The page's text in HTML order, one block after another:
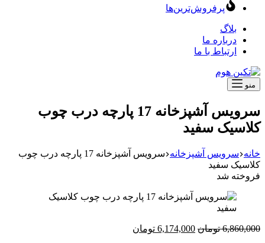
پرفروش‌ترین‌ها
بلاگ
درباره ما
ارتباط با ما
منو
سرویس آشپزخانه 17 پارچه درب چوب
کلاسیک سفید
خانه سرویس آشپزخانه
سرویس آشپزخانه 17 پارچه درب چوب
کلاسیک سفید
فروخته شد
6,860,000 تومان قیمت
6,174,000 تومان